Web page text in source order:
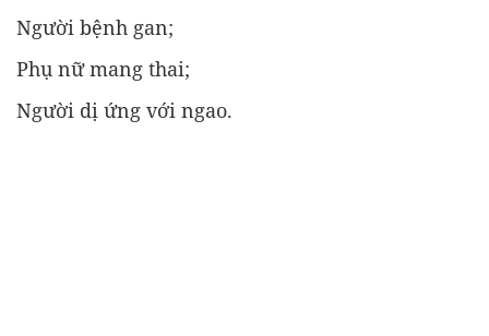
Người bệnh gan;
Phụ nữ mang thai;
Người dị ứng với ngao.